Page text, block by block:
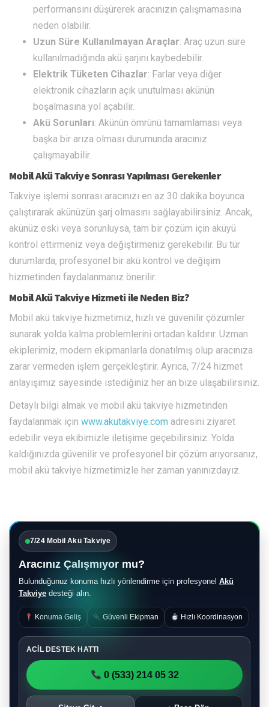
performansını düşürerek aracınızın çalışmamasına
neden olabilir.
Uzun Süre Kullanılmayan Araçlar: Araç uzun süre
kullanılmadığında akü şarjını kaybedebilir.
Elektrik Tüketen Cihazlar: Farlar veya diğer
elektronik cihazların açık unutulması akünün
boşalmasına yol açabilir.
Akü Sorunları: Akünün ömrünü tamamlaması veya
başka bir arıza olması durumunda aracınız
çalışmayabilir.
Mobil Akü Takviye Sonrası Yapılması Gerekenler
Takviye işlemi sonrası aracınızı en az 30 dakika boyunca
çalıştırarak akünüzün şarj olmasını sağlayabilirsiniz. Ancak,
akünüz eski veya sorunluysa, tam bir çözüm için aküyü
kontrol ettirmeniz veya değiştirmeniz gerekebilir. Bu tür
durumlarda, profesyonel bir akü kontrol ve değişim
hizmetinden faydalanmanız önerilir.
Mobil Akü Takviye Hizmeti ile Neden Biz?
Mobil akü takviye hizmetimiz, hızlı ve güvenilir çözümler
sunarak yolda kalma problemlerini ortadan kaldırır. Uzman
ekiplerimiz, modern ekipmanlarla donatılmış olup aracınıza
zarar vermeden işlem gerçekleştirir. Ayrıca, 7/24 hizmet
anlayışımız sayesinde istediğiniz her an bize ulaşabilirsiniz.
Detaylı bilgi almak ve mobil akü takviye hizmetinden
faydalanmak için www.akutakviye.com adresini ziyaret
edebilir veya ekibimizle iletişime geçebilirsiniz. Yolda
kaldığınızda güvenilir ve profesyonel bir çözüm arıyorsanız,
mobil akü takviye hizmetimizle her zaman yanınızdayız.
7/24 Mobil Akü Takviye
Aracınız Çalışmıyor mu?
Bulunduğunuz konuma hızlı yönlendirme için profesyonel Akü
Takviye desteği alın.
Konuma Geliş Güvenli Ekipman Hızlı Koordinasyon
ACİL DESTEK HATTI
0 (533) 214 05 32